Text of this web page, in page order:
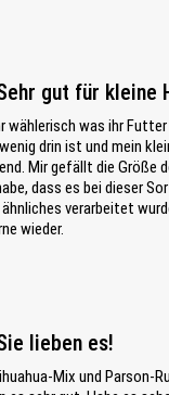
5 Sternen
gut für kleine
wählerisch was ihr
drin ist und mein
Mir gefällt die Größe
dass es bei dieser
verarbeitet
wieder.
lieben es!
Mix und